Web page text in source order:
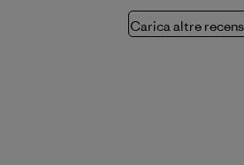
Carica altre